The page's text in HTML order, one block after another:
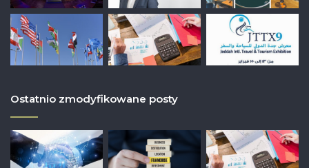
Ostatnio zmodyfikowane posty